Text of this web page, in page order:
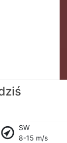
SW
8-15 m/s